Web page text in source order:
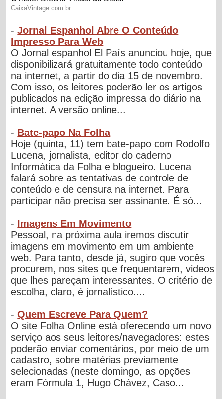
-Jornal Espanhol Abre O Conteúdo
Impresso Para Web
O Jornal espanhol El País anunciou hoje, que
disponibilizará gratuitamente todo conteúdo
na internet, a partir do dia 15 de novembro.
Com isso, os leitores poderão ler os artigos
publicados na edição impressa do diário na
internet. A versão online...
- Bate-papo Na Folha
Hoje (quinta, 11) tem bate-papo com Rodolfo
Lucena, jornalista, editor do caderno
Informática da Folha e blogueiro. Lucena
falará sobre as tentativas de controle de
conteúdo e de censura na internet. Para
participar não precisa ser assinante. É só...
- Imagens Em Movimento
Pessoal, na próxima aula iremos discutir
imagens em movimento em um ambiente
web. Para tanto, desde já, sugiro que vocês
procurem, nos sites que freqüentarem, videos
que lhes pareçam interessantes. O critério de
escolha, claro, é jornalístico....
-Quem Escreve Para Quem?
O site Folha Online está oferecendo um novo
serviço aos seus leitores/navegadores: estes
poderão enviar comentários, por meio de um
cadastro, sobre matérias previamente
selecionadas (neste domingo, as opções
eram Fórmula 1, Hugo Chávez, Caso...